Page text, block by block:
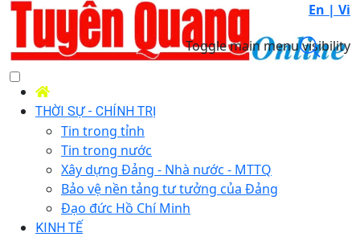
En | Vi
Toggle main menu visibility
THỜI SỰ - CHÍNH TRỊ
Tin trong tỉnh
Tin trong nước
Xây dựng Đảng - Nhà nước - MTTQ
Bảo vệ nền tảng tư tưởng của Đảng
Đạo đức Hồ Chí Minh
KINH TẾ